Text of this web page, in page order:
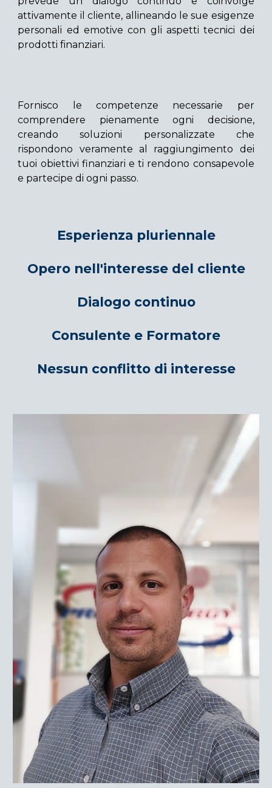
attivamente il cliente, allineando le sue esigenze
personali ed emotive con gli aspetti tecnici dei
prodotti finanziari.
Fornisco le competenze necessarie per
comprendere pienamente ogni decisione,
creando soluzioni personalizzate che
rispondono veramente al raggiungimento dei
tuoi obiettivi finanziari e ti rendono consapevole
e partecipe di ogni passo.
Esperienza pluriennale
Opero nell'interesse del cliente
Dialogo continuo
Consulente e Formatore
Nessun conflitto di interesse